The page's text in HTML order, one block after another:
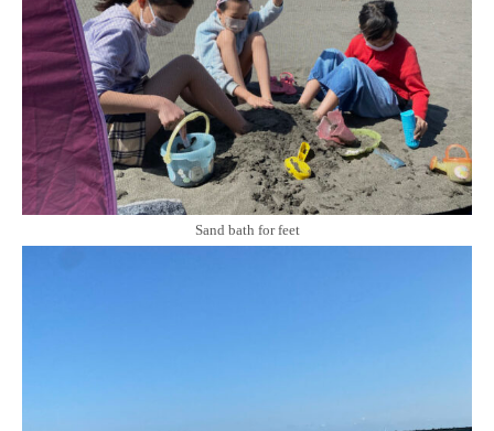
Sand bath for feet